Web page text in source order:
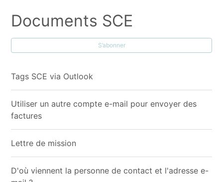
Documents SCE
S’abonner
Tags SCE via Outlook
Utiliser un autre compte e-mail pour envoyer des
factures
Lettre de mission
D'où viennent la personne de contact et l'adresse e-